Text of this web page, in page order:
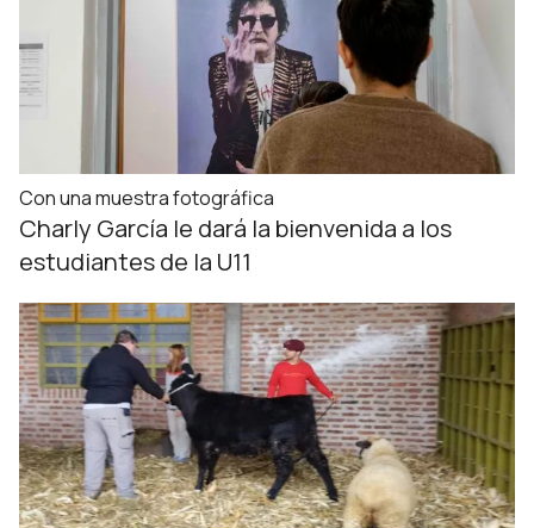
Con una muestra fotográfica
Charly García le dará la bienvenida a los
estudiantes de la U11